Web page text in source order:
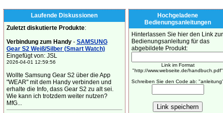
Laufende Diskussionen
Zuletzt diskutierte Produkte:
Verbindung zum Handy- SAMSUNG
Gear S2 Weiß/Silber (Smart Watch)
Eingefügt von: JSL
2026-04-01 12:59:56
Wollte Samsung Gear S2 über die App
"WEAR" mit dem Handy verbinden und
erhalte die Info, dass Gear S2 zu alt sei.
Wie kann ich trotzdem weiter nutzen?
MfG...
Hochgeladene
Bedienungsanleitungen
Hinterlassen Sie hier den Link zur
Bedienungsanleitung für das
abgebildete Produkt:
Link im Format
"http://www.webseite.de/handbuch.pdf"
Schreiben Sie den Code ab: